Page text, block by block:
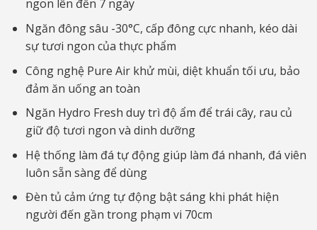
ngon lên đến 7 ngày
Ngăn đông sâu -30°C, cấp đông cực nhanh, kéo dài
sự tươi ngon của thực phẩm
Công nghệ Pure Air khử mùi, diệt khuẩn tối ưu, bảo
đảm ăn uống an toàn
Ngăn Hydro Fresh duy trì độ ẩm để trái cây, rau củ
giữ độ tươi ngon và dinh dưỡng
Hệ thống làm đá tự động giúp làm đá nhanh, đá viên
luôn sẵn sàng để dùng
Đèn tủ cảm ứng tự động bật sáng khi phát hiện
người đến gần trong phạm vi 70cm